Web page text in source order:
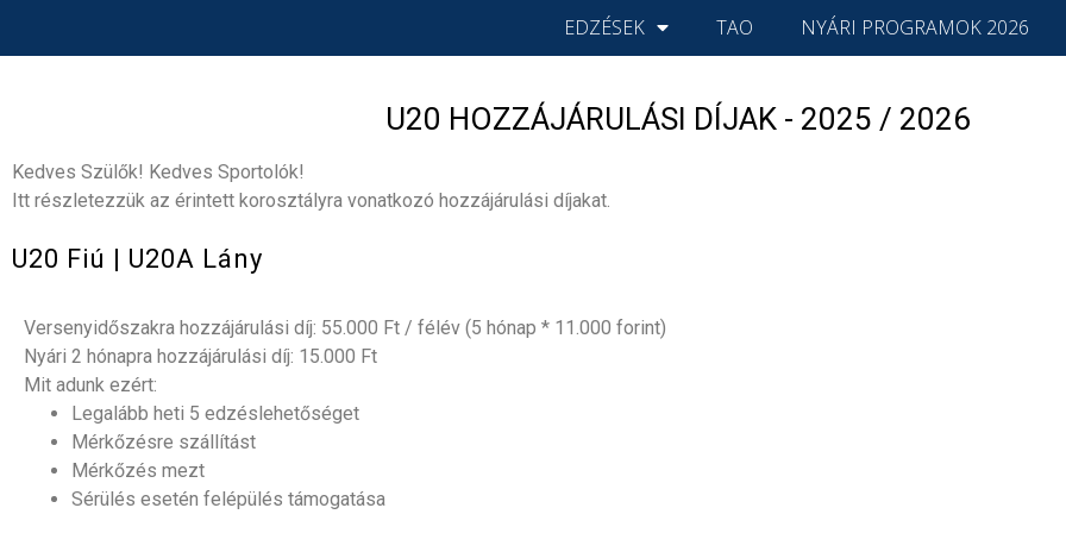
EDZÉSEK TAO NYÁRI PROGRAMOK 2026
U20 HOZZÁJÁRULÁSI DÍJAK - 2025 / 2026
Kedves Szülők! Kedves Sportolók!
Itt részletezzük az érintett korosztályra vonatkozó hozzájárulási díjakat.
U20 Fiú | U20A Lány
Versenyidőszakra hozzájárulási díj: 55.000 Ft / félév (5 hónap * 11.000 forint)
Nyári 2 hónapra hozzájárulási díj: 15.000 Ft
Mit adunk ezért:
Legalább heti 5 edzéslehetőséget
Mérkőzésre szállítást
Mérkőzés mezt
Sérülés esetén felépülés támogatása